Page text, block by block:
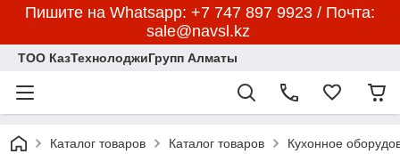
Пишите на Whatsapp: +7 747 897 9923 / Почта:
sale@navsl.kz
ТОО КазТехнолоджиГрупп Алматы
Каталог товаров Каталог товаров Кухонное